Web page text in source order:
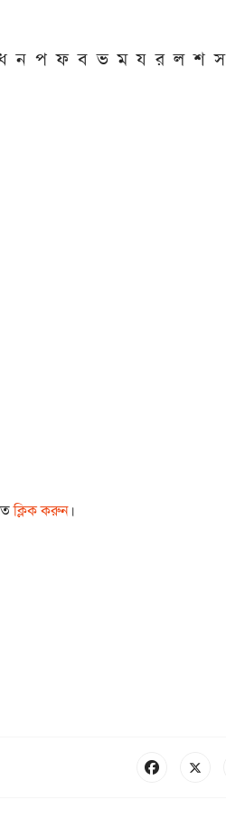
ন প ফ ব ভ ম য র ল শ স
ক্লিক করুন।